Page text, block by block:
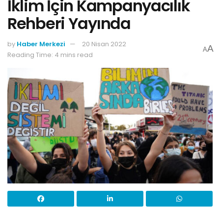
İklim İçin Kampanyacılık
Rehberi Yayında
by Haber Merkezi
20 Nisan 2022
Reading Time: 4 mins read
AA